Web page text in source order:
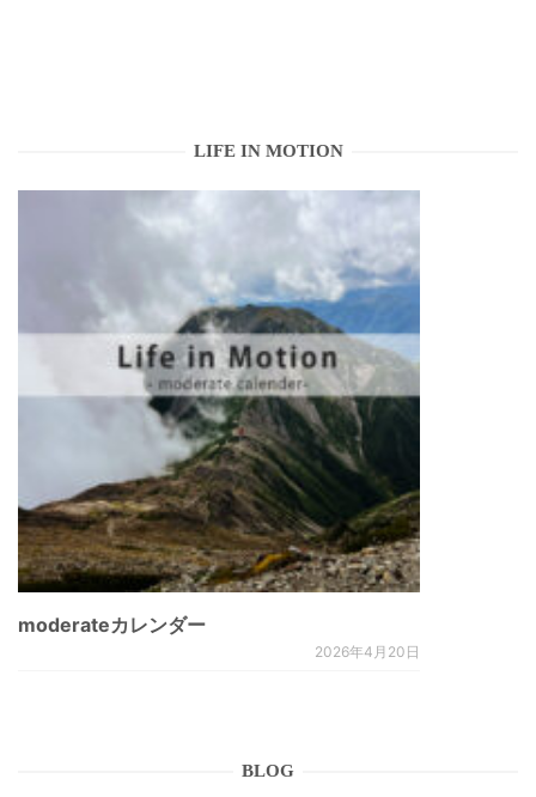
LIFE IN MOTION
moderateカレンダー
2026年4月20日
BLOG